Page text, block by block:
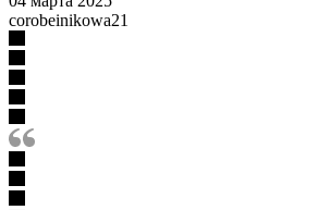
corobeinikowa21